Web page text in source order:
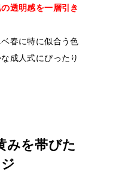
透明感を一層引き
春に特に似合う色
成人式にぴったり
を帯びた